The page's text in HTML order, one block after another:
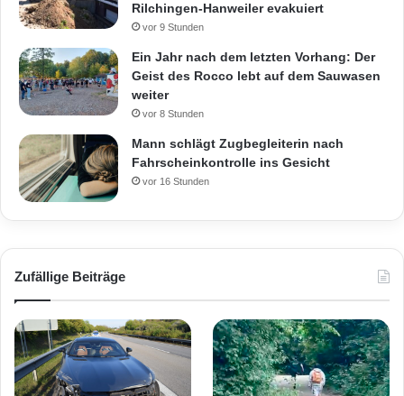
Rilchingen-Hanweiler evakuiert
vor 9 Stunden
Ein Jahr nach dem letzten Vorhang: Der
Geist des Rocco lebt auf dem Sauwasen
weiter
vor 8 Stunden
Mann schlägt Zugbegleiterin nach
Fahrscheinkontrolle ins Gesicht
vor 16 Stunden
Zufällige Beiträge